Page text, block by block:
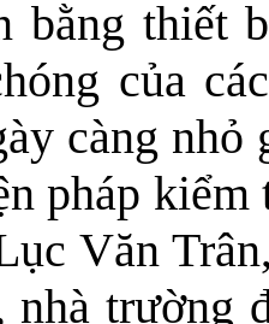
bằng thiết
của
càng nhỏ
pháp
Văn
nhà trường